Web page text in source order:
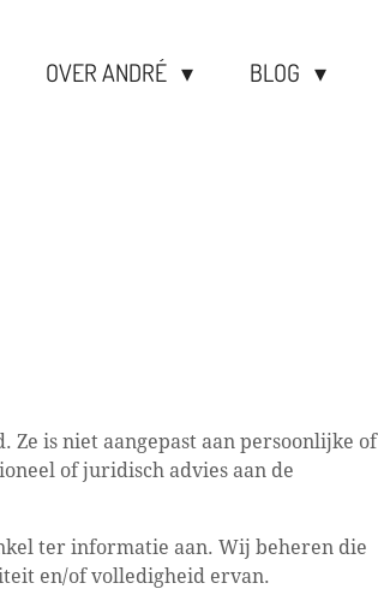
OVER ANDRÉ BLOG
Ze is niet aangepast aan persoonlijke of
of juridisch advies aan de
ter informatie aan. Wij beheren die
en/of volledigheid ervan.